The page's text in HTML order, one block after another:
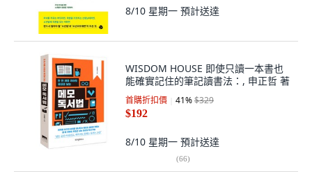
8/10 星期一 預計送達
WISDOM HOUSE 即使只讀一本書也
能確實記住的筆記讀書法：, 申正哲 著
首購折扣價 41%$329
$192
8/10 星期一 預計送達
(66)